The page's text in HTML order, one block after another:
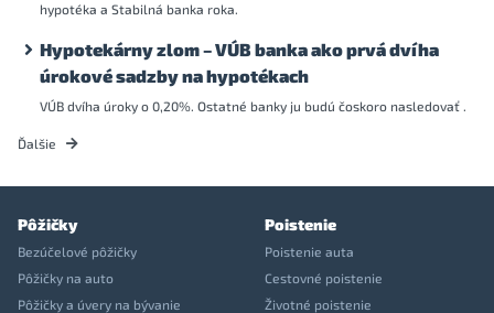
hypotéka a Stabilná banka roka.
Hypotekárny zlom – VÚB banka ako prvá dvíha
úrokové sadzby na hypotékach
VÚB dvíha úroky o 0,20%. Ostatné banky ju budú čoskoro nasledovať .
Ďalšie
Pôžičky
Bezúčelové pôžičky
Pôžičky na auto
Pôžičky a úvery na bývanie
Poistenie
Poistenie auta
Cestovné poistenie
Životné poistenie